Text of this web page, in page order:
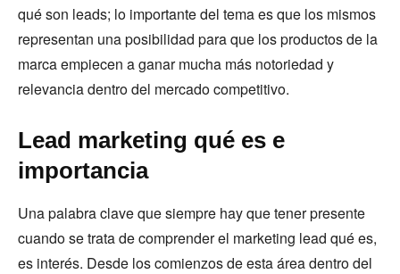
qué son leads; lo importante del tema es que los mismos
representan una posibilidad para que los productos de la
marca empiecen a ganar mucha más notoriedad y
relevancia dentro del mercado competitivo.
Lead marketing qué es e
importancia
Una palabra clave que siempre hay que tener presente
cuando se trata de comprender el marketing lead qué es,
es interés. Desde los comienzos de esta área dentro del